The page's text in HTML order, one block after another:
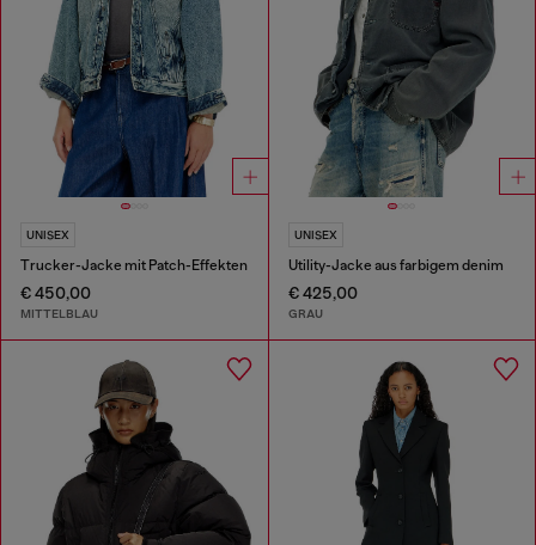
UNISEX
Trucker-Jacke mit Patch-Effekten
€ 450,00
MITTELBLAU
UNISEX
Utility-Jacke aus farbigem denim
€ 425,00
GRAU